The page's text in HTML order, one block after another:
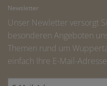
Newsletter
Unser Newletter versorgt
besonderen Angeboten
Themen rund um
einfach Ihre E-Mail-